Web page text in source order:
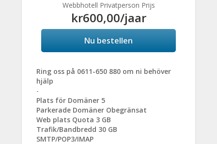
Webbhotell Privatperson Prijs
kr600,00/jaar
Nu bestellen
Ring oss på 0611-650 880 om ni behöver
hjälp
-
Plats för Domäner 5
Parkerade Domäner Obegränsat
Web plats Quota 3 GB
Trafik/Bandbredd 30 GB
SMTP/POP3/IMAP